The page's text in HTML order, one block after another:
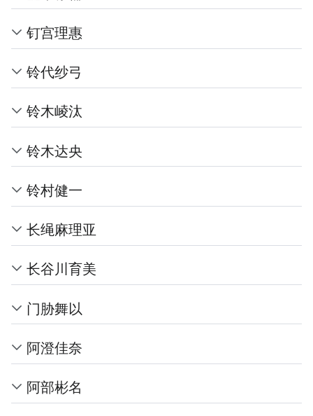
钉宫理惠
铃代纱弓
铃木崚汰
铃木达央
铃村健一
长绳麻理亚
长谷川育美
门胁舞以
阿澄佳奈
阿部彬名